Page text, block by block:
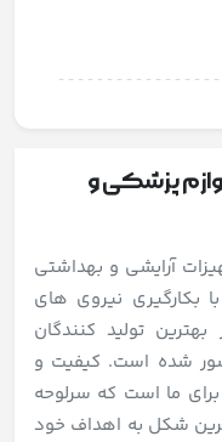
پزشکی و
آرایشی و بهداشتی
بکارگیری نیروی های
تولید کنندگان
شده است. کیفیت و
ما است که سرلوحه
شکل به اهداف خود